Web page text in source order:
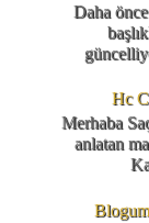
Daha
Hc
Merhaba
anlatan